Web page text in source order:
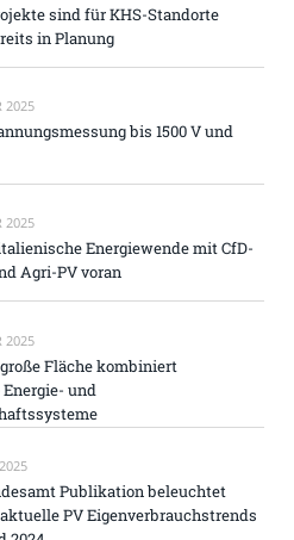
sind für KHS-Standorte
in Planung
2025
bis 1500 V und
2025
Energiewende mit CfD-
Agri-PV voran
2025
Fläche kombiniert
und
Publikation beleuchtet
PV Eigenverbrauchstrends